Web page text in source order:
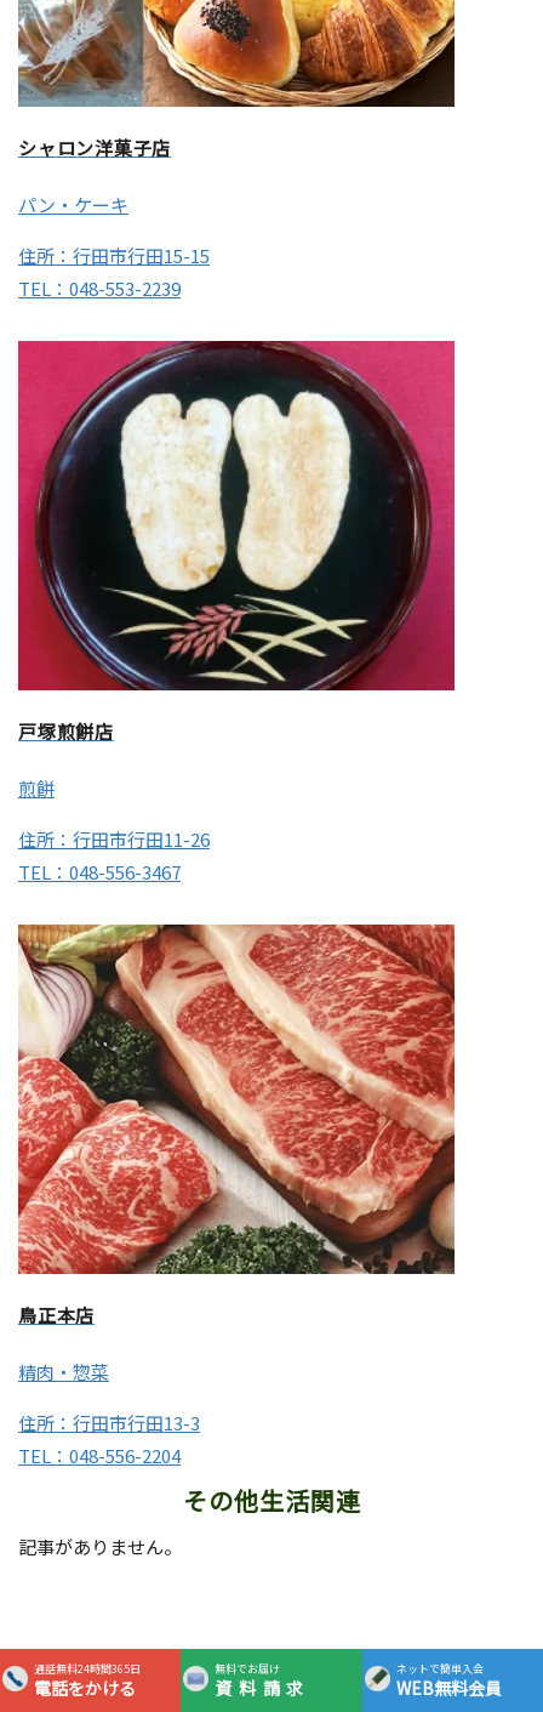
通話無料24時間365日
電話をかける
ネットで簡単入会
WEB無料会員
無料でお届け
資料請求
シャロン洋菓子店
パン・ケーキ
住所：行田市行田15-15
TEL：048-553-2239
戸塚煎餅店
煎餅
住所：行田市行田11-26
TEL：048-556-3467
鳥正本店
精肉・惣菜
住所：行田市行田13-3
TEL：048-556-2204
その他生活関連
記事がありません。